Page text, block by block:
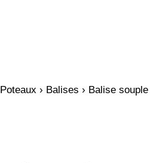
Poteaux › Balises › Balise souple